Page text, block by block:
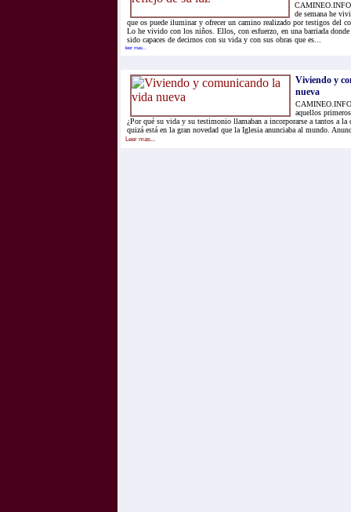
de semana he
que os puede iluminar y ofrecer un camino realizado por testigos del
Lo he vivido con los niños. Ellos, con esfuerzo, en una barriada
sido capaces de decirnos con su vida y con sus obras que es...
leer mas...
Viviendo y
nueva
aquellos
¿Por qué su vida y su testimonio llamaban a incorporarse a tantos a la
quizá está en la gran novedad que la Iglesia anunciaba al mundo.
Leer mas...